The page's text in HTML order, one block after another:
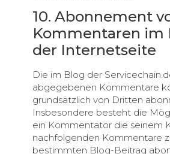
10. Abonnement
Kommentaren im
der Internetseite
Die im Blog der
abgegebenen Kommentare
grundsätzlich von Dritten
Insbesondere besteht die
ein Kommentator die seinem
nachfolgenden Kommentare
bestimmten Blog-Beitrag